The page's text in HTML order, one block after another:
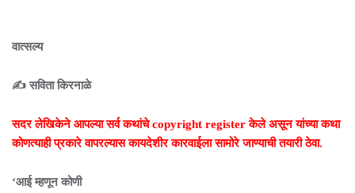
वात्सल्य
✍️ सविता किरनाळे
सदर लेखिकेने आपल्या सर्व कथांचे copyright register केले असून यांच्या कथा
कोणत्याही प्रकारे वापरल्यास कायदेशीर कारवाईला सामोरे जाण्याची तयारी ठेवा.
‘आई म्हणून कोणी